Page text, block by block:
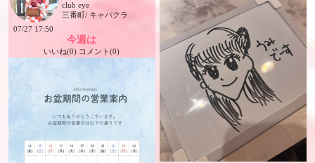
club eye
三番町/ キャバクラ
07/27 17:50
今週は
いいね(0) コメント(0)